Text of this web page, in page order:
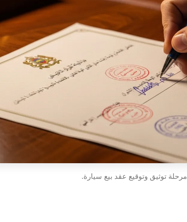
مرحلة توثيق وتوقيع عقد بيع سيارة.